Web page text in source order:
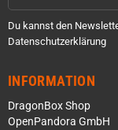
Du kannst den
Datenschutzerklärung
INFORMATION
DragonBox Shop
OpenPandora GmbH